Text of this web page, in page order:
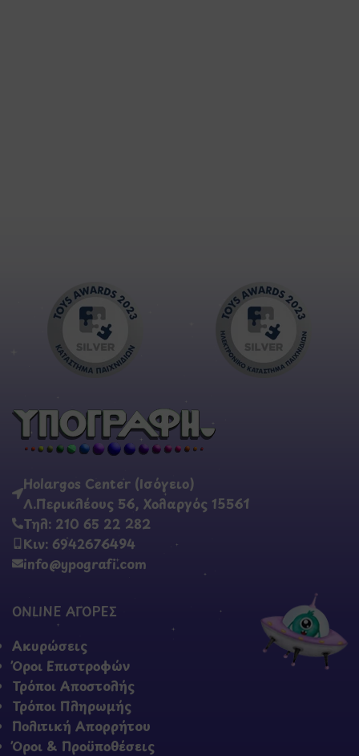
Holargos Center (Ισόγειο)
Λ.Περικλέους 56, Χολαργός 15561
Τηλ: 210 65 22 282
Κιν: 6942676494
info@ypografi.com
ONLINE ΑΓΟΡΕΣ
Ακυρώσεις
Όροι Επιστροφών
Τρόποι Αποστολής
Τρόποι Πληρωμής
Πολιτική Απορρήτου
Όροι & Προϋποθέσεις